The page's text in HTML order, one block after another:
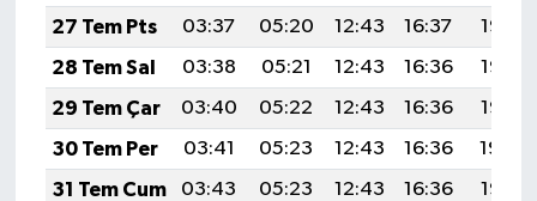
27 Tem Pts
03:37 05:20 12:43 16:37
19:57
28 Tem Sal
03:38 05:21 12:43 16:36
19:56
29 Tem Çar
03:40 05:22 12:43 16:36
19:55
30 Tem Per
03:41 05:23 12:43 16:36
19:54
31 Tem Cum
03:43 05:23 12:43 16:36
19:53